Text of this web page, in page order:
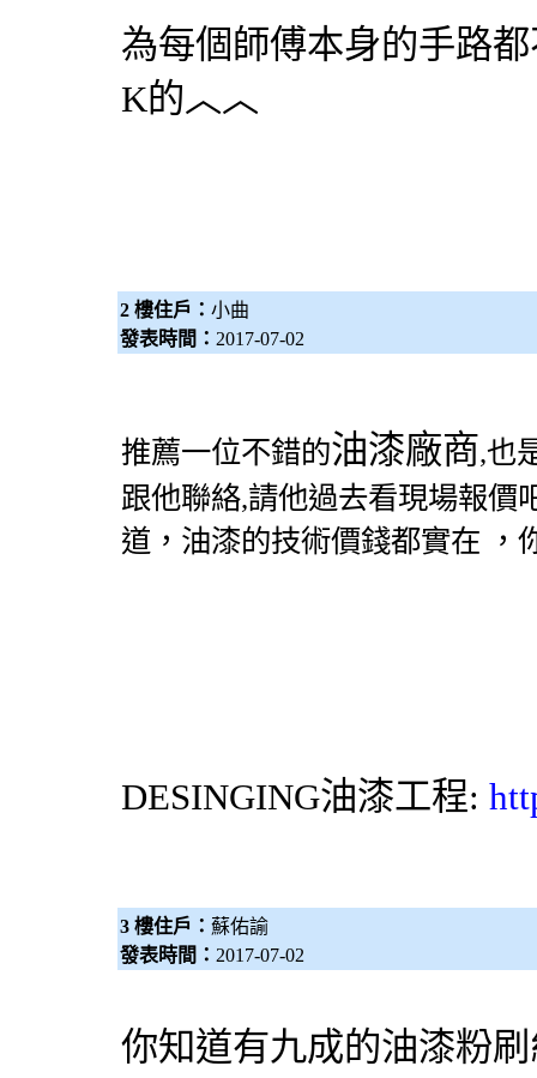
為每個師傅本身的手路
K的︿︿
2 樓住戶： 小曲
發表時間： 2017-07-02
推薦一位不錯的油漆廠商,也
跟他聯絡,請他過去看現場報價
道，油漆的技術價錢都實在 ，
DESINGING油漆工程:
3 樓住戶： 蘇佑諭
發表時間： 2017-07-02
你知道有九成的油漆粉刷